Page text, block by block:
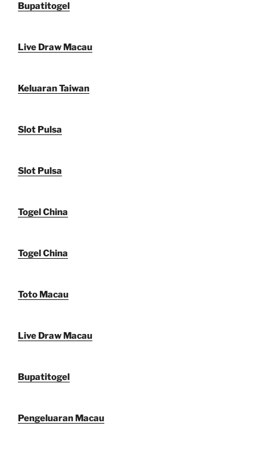
Bupatitogel
Live Draw Macau
Keluaran Taiwan
Slot Pulsa
Slot Pulsa
Togel China
Togel China
Toto Macau
Live Draw Macau
Bupatitogel
Pengeluaran Macau